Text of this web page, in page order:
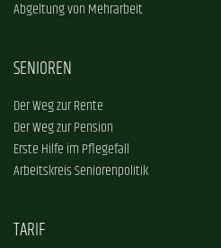
Abgeltung von Mehrarbeit
SENIOREN
Der Weg zur Rente
Der Weg zur Pension
Erste Hilfe im Pflegefall
Arbeitskreis Seniorenpolitik
TARIF